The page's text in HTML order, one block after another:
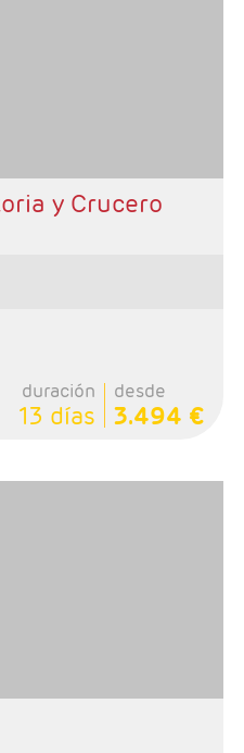
y Crucero
duración
13 días
desde
3.494 €